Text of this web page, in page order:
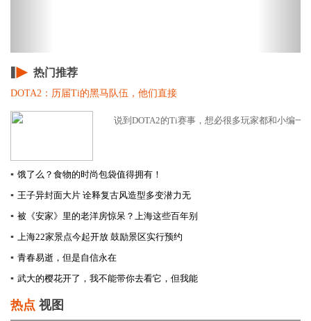
热门推荐
DOTA2：历届Ti的黑马队伍，他们直接
说到DOTA2的Ti赛事，想必很多玩家都和小编一
▪ 饿了么？食物的时尚包袋值得拥有！
▪ 王子异封面大片 诠释复古风造型多变潜力无
▪ 被《安家》里的老洋房惊呆？上海这些百年别
▪
上海22家景点今起开放 鼓励景区实行预约
▪ 青春易逝，但是自信永在
▪ 武大的樱花开了，我不能带你去看它，但我能
热点 视图